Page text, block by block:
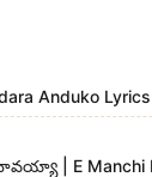
Anduko Lyrics
| E Manchi